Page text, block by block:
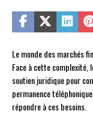
Le monde des marchés
Face à cette complexité,
soutien juridique pour
permanence
répondre à ces besoins.